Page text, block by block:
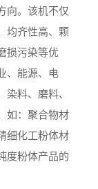
向。该机不仅
均齐性高、颗
损污染等优
、能源、电
料、磨料、
如：聚合物材
细化工粉体材
度粉体产品的